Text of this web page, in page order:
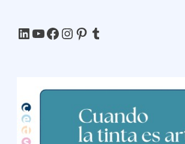
LinkedIn
YouTube
Facebook
Instagram
Pinterest
Tumblr